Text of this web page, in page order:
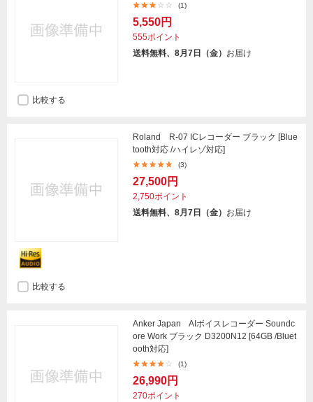
(1)
5,550円
555ポイント
送料無料、8月7日（金） お届け
比較する
Roland R-07 ICレコーダー ブラック [Blue
tooth対応 /ハイレゾ対応]
(3)
27,500円
2,750ポイント
送料無料、8月7日（金） お届け
比較する
Anker Japan AIボイスレコーダー Soundc
ore Work ブラック D3200N12 [64GB /Bluet
ooth対応]
(1)
26,990円
270ポイント